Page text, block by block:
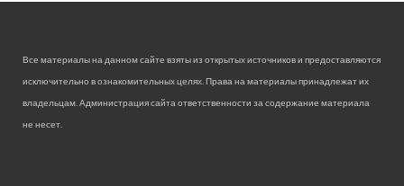
Все материалы на данном сайте взяты из открытых источников и предоставляются
исключительно в ознакомительных целях. Права на материалы принадлежат их
владельцам. Администрация сайта ответственности за содержание материала
не несет.